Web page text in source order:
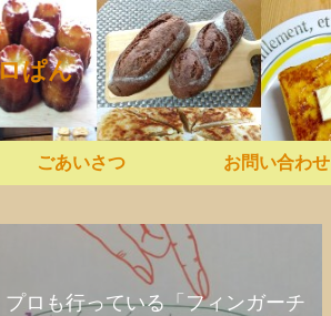
ぱん
ごあいさつ お問い合わせ
プロも行っている「フィンガーチ